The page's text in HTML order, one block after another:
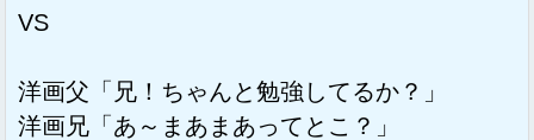
VS
洋画父「兄！ちゃんと勉強してるか？」
洋画兄「あ～まあまあってとこ？」